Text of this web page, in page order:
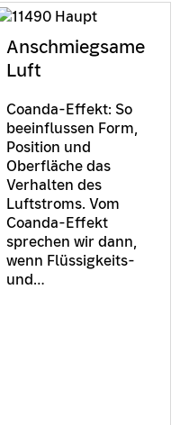
Anschmiegsame
Luft
Coanda-Effekt: So
beeinflussen Form,
Position und
Oberfläche das
Verhalten des
Luftstroms. Vom
Coanda-Effekt
sprechen wir dann,
wenn Flüssigkeits-
und…